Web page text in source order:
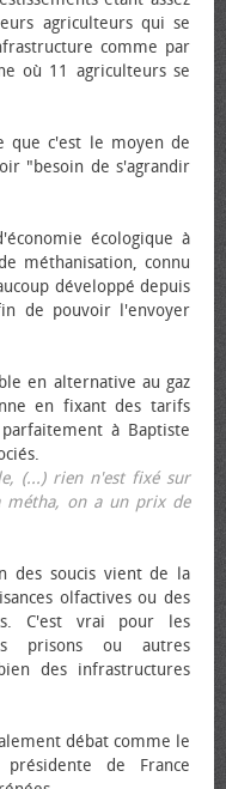
agriculteurs qui se
comme par
où 11 agriculteurs se
que c'est le moyen de
"besoin de s'agrandir
écologique à
méthanisation, connu
développé depuis
de pouvoir l'envoyer
en alternative au gaz
en fixant des tarifs
à Baptiste
(...) rien n'est fixé sur
métha, on a un prix de
des soucis vient de la
olfactives ou des
C'est vrai pour les
prisons ou autres
des infrastructures
débat comme le
de France